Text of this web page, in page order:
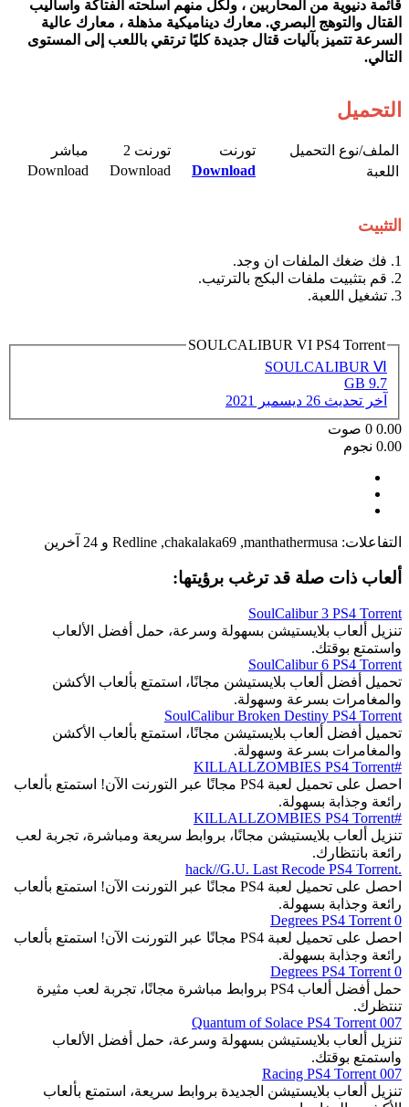
قائمة دنيوية من المحاربين ، ولكل منهم أسلحته الفتاكة وأساليب
القتال والتوهج البصري. معارك ديناميكية مذهلة ، معارك عالية
السرعة تتميز بآليات قتال جديدة كليًا ترتقي باللعب إلى المستوى
التالي.
التحميل
الملف/نوع التحميل​ تورنت​ تورنت 2​
مباشر​
اللعبة​
Download
Download​
Download​
التثبيت
1. فك ضغك الملفات ان وجد.
2. قم بتثبيت ملفات البكج بالترتيب.
3. تشغيل اللعبة.
SOULCALIBUR VI PS4 Torrent
SOULCALIBUR Ⅵ
9.7 GB
آخر تحديث 26 ديسمبر 2021
0.00
0 صوت
0.00 نجوم
التفاعلات: manthathermusa
,
chakalaka69
,
Redline و 24 آخرين
ألعاب ذات صلة قد ترغب برؤيتها:
SoulCalibur 3 PS4 Torrent
تنزيل ألعاب بلايستيشن بسهولة وسرعة، حمل أفضل الألعاب
واستمتع بوقتك.
SoulCalibur 6 PS4 Torrent
تحميل أفضل ألعاب بلايستيشن مجانًا، استمتع بألعاب الأكشن
والمغامرات بسرعة وسهولة.
SoulCalibur Broken Destiny PS4 Torrent
تحميل أفضل ألعاب بلايستيشن مجانًا، استمتع بألعاب الأكشن
والمغامرات بسرعة وسهولة.
#KILLALLZOMBIES PS4 Torrent
احصل على تحميل لعبة PS4 مجانًا عبر التورنت الآن! استمتع بألعاب
رائعة وجذابة بسهولة.
#KILLALLZOMBIES PS4 Torrent
تنزيل ألعاب بلايستيشن مجانًا، بروابط سريعة ومباشرة، تجربة لعب
رائعة بانتظارك.
.hack//G.U. Last Recode PS4 Torrent
احصل على تحميل لعبة PS4 مجانًا عبر التورنت الآن! استمتع بألعاب
رائعة وجذابة بسهولة.
0 Degrees PS4 Torrent
احصل على تحميل لعبة PS4 مجانًا عبر التورنت الآن! استمتع بألعاب
رائعة وجذابة بسهولة.
0 Degrees PS4 Torrent
حمل أفضل ألعاب PS4 بروابط مباشرة مجانًا، تجربة لعب مثيرة
تنتظرك.
007 Quantum of Solace PS4 Torrent
تنزيل ألعاب بلايستيشن بسهولة وسرعة، حمل أفضل الألعاب
واستمتع بوقتك.
007 Racing PS4 Torrent
تنزيل ألعاب بلايستيشن الجديدة بروابط سريعة، استمتع بألعاب